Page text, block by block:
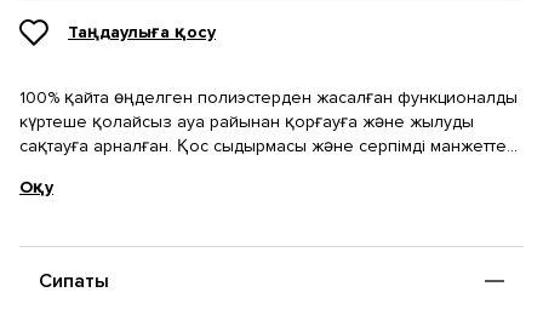
Таңдаулыға қосу
100% қайта өңделген полиэстерден жасалған функционалды
күртеше қолайсыз ауа райынан қорғауға және жылуды
сақтауға арналған. Қос сыдырмасы және серпімді манжеттері
арқасында жайлылық береді.
Оқу
Сипаты